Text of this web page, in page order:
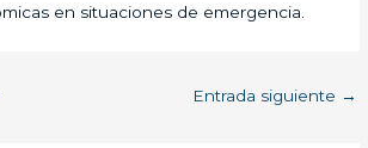
en situaciones de emergencia.
Entrada siguiente →